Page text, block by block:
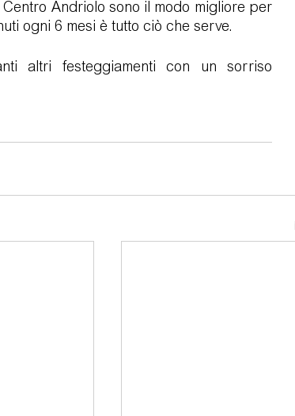
Andriolo sono il modo migliore per
ogni 6 mesi è tutto ciò che serve.
altri festeggiamenti con un sorriso